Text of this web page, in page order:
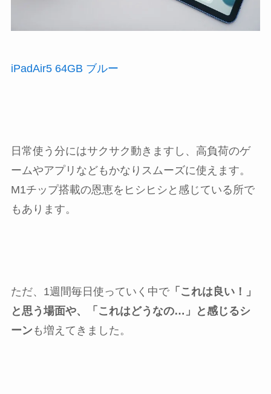
iPadAir5 64GB ブルー
日常使う分にはサクサク動きますし、高負荷のゲ
ームやアプリなどもかなりスムーズに使えます。
M1チップ搭載の恩恵をヒシヒシと感じている所で
もあります。
ただ、1週間毎日使っていく中で「これは良い！」
と思う場面や、「これはどうなの…」と感じるシ
ーン も増えてきました。